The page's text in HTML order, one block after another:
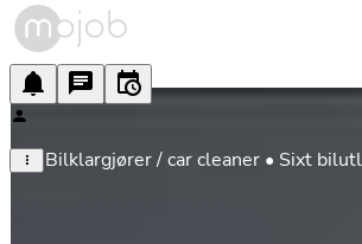
Bilklargjører / car cleaner • Sixt